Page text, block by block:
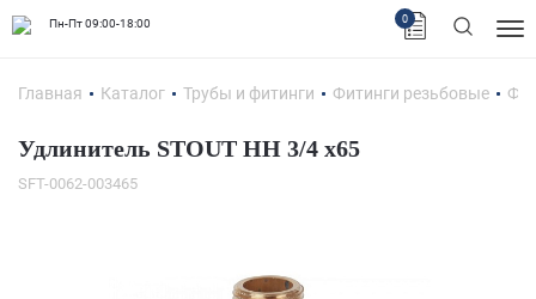
Пн-Пт 09:00-18:00 0
Главная Каталог Трубы и фитинги Фитинги резьбовые
Удлинитель STOUT НН 3/4 x65
SFT-0062-003465